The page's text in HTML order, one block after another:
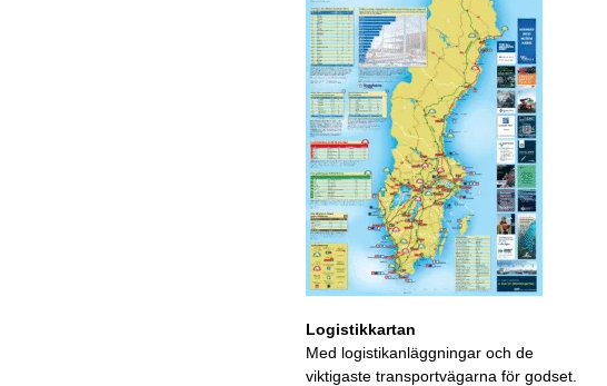
Logistikkartan
Med logistikanläggningar och de
viktigaste transportvägarna för godset.